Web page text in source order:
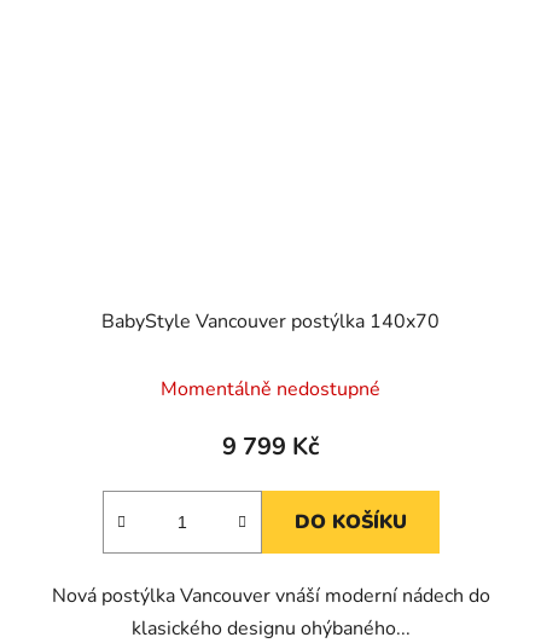
BabyStyle Vancouver postýlka 140x70
Momentálně nedostupné
9 799 Kč
DO KOŠÍKU
Nová postýlka Vancouver vnáší moderní nádech do
klasického designu ohýbaného...